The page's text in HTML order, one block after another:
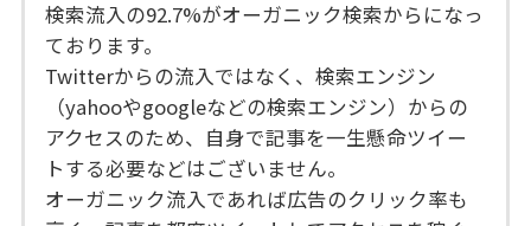
検索流入の92.7%がオーガニック検索からになっ
ております。
Twitterからの流入ではなく、検索エンジン
（yahooやgoogleなどの検索エンジン）からの
アクセスのため、自身で記事を一生懸命ツイー
トする必要などはございません。
オーガニック流入であれば広告のクリック率も